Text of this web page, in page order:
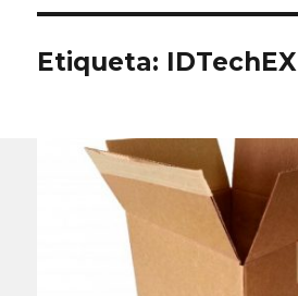
Etiqueta: IDTechEX